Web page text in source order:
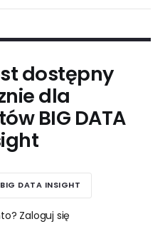
dostępny
dla
BIG DATA
DATA INSIGHT
Zaloguj się